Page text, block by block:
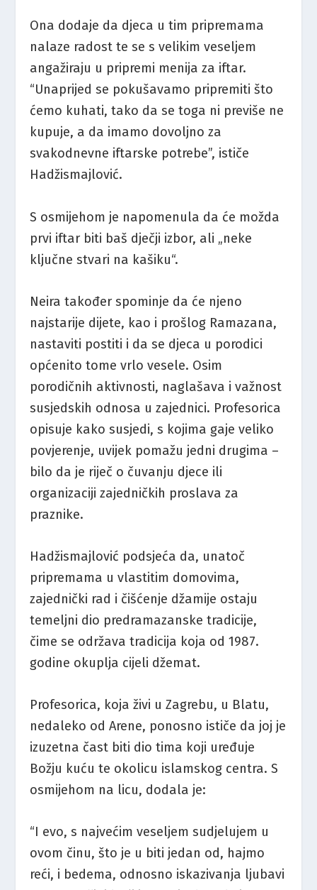
Ona dodaje da djeca u tim pripremama
nalaze radost te se s velikim veseljem
angažiraju u pripremi menija za iftar.
“Unaprijed se pokušavamo pripremiti što
ćemo kuhati, tako da se toga ni previše ne
kupuje, a da imamo dovoljno za
svakodnevne iftarske potrebe”, ističe
Hadžismajlović.
S osmijehom je napomenula da će možda
prvi iftar biti baš dječji izbor, ali „neke
ključne stvari na kašiku“.
Neira također spominje da će njeno
najstarije dijete, kao i prošlog Ramazana,
nastaviti postiti i da se djeca u porodici
općenito tome vrlo vesele. Osim
porodičnih aktivnosti, naglašava i važnost
susjedskih odnosa u zajednici. Profesorica
opisuje kako susjedi, s kojima gaje veliko
povjerenje, uvijek pomažu jedni drugima –
bilo da je riječ o čuvanju djece ili
organizaciji zajedničkih proslava za
praznike.
Hadžismajlović podsjeća da, unatoč
pripremama u vlastitim domovima,
zajednički rad i čišćenje džamije ostaju
temeljni dio predramazanske tradicije,
čime se održava tradicija koja od 1987.
godine okuplja cijeli džemat.
Profesorica, koja živi u Zagrebu, u Blatu,
nedaleko od Arene, ponosno ističe da joj je
izuzetna čast biti dio tima koji uređuje
Božju kuću te okolicu islamskog centra. S
osmijehom na licu, dodala je:
“I evo, s najvećim veseljem sudjelujem u
ovom činu, što je u biti jedan od, hajmo
reći, i bedema, odnosno iskazivanja ljubavi